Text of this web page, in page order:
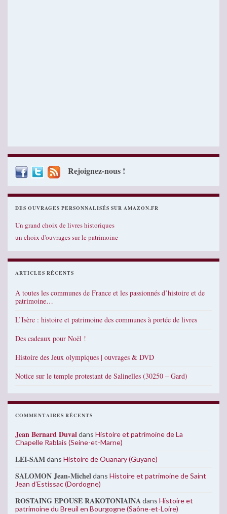
Rejoignez-nous !
DES OUVRAGES PERSONNALISÉS SUR AMAZON.FR
Un grand choix de livres historiques
un choix d'ouvrages sur le patrimoine
ARTICLES RÉCENTS
A toutes les communes de France et les passionnés d’histoire et de
patrimoine…
L’Isère : histoire et patrimoine des communes à portée de livres
Des cadeaux pour Noël !
Histoire des Jeux olympiques | ouvrages & DVD
Notice sur le temple protestant de Salinelles (30250 – Gard)
COMMENTAIRES RÉCENTS
Jean Bernard Duvaldans Histoire et patrimoine de La
Chapelle Rablais (Seine-et-Marne)
LEI-SAMdans Histoire de Ouanary (Guyane)
SALOMON Jean-Micheldans Histoire et patrimoine de Saint
Jean d’Estissac (Dordogne)
ROSTAING EPOUSE RAKOTONIAINAdans Histoire et
patrimoine du Breuil en Bourgogne (Saône-et-Loire)